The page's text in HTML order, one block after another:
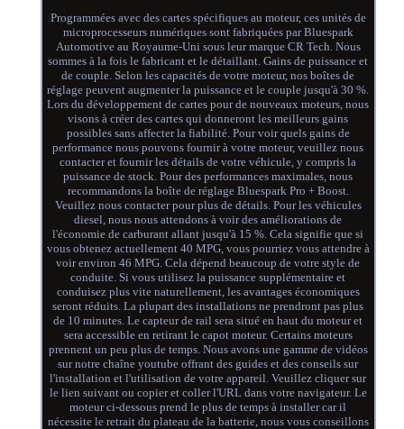
Programmées avec des cartes spécifiques au moteur, ces unités de
microprocesseurs numériques sont fabriquées par Bluespark
Automotive au Royaume-Uni sous leur marque CR Tech. Nous
sommes à la fois le fabricant et le détaillant. Gains de puissance et
de couple. Selon les capacités de votre moteur, nos boîtes de
réglage peuvent augmenter la puissance et le couple jusqu'à 30 %.
Lors du développement de cartes pour de nouveaux moteurs, nous
visons à créer des cartes qui donneront les meilleurs gains
possibles sans affecter la fiabilité. Pour voir quels gains de
performance nous pouvons fournir à votre moteur, veuillez nous
contacter et fournir les détails de votre véhicule, y compris la
puissance de stock. Pour des performances maximales, nous
recommandons la boîte de réglage Bluespark Pro + Boost.
Veuillez nous contacter pour plus de détails. Pour les véhicules
diesel, nous nous attendons à voir des améliorations de
l'économie de carburant allant jusqu'à 15 %. Cela signifie que si
vous obtenez actuellement 40 MPG, vous pourriez vous attendre à
voir environ 46 MPG. Cela dépend beaucoup de votre style de
conduite. Si vous utilisez la puissance supplémentaire et
conduisez plus vite naturellement, les avantages économiques
seront réduits. La plupart des installations ne prendront pas plus
de 10 minutes. Le capteur de rail sera situé en haut du moteur et
sera accessible en retirant le capot moteur. Certains moteurs
prennent un peu plus de temps. Nous avons une gamme de vidéos
sur notre chaîne youtube offrant des guides et des conseils sur
l'installation et l'utilisation de votre appareil. Veuillez cliquer sur
le lien suivant ou copier et coller l'URL dans votre navigateur. Le
moteur ci-dessous prend le plus de temps à installer car il
nécessite le retrait du plateau de la batterie, nous vous conseillons